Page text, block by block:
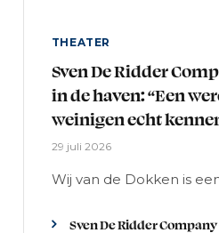
THEATER
Sven De Ridder
in de haven: “Een
weinigen echt
29 juli 2026
Wij van de Dokken is
Sven De Ridder